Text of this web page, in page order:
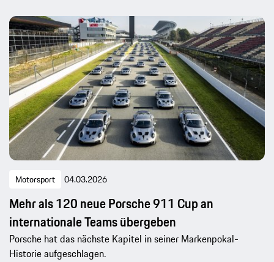
Motorsport 04.03.2026
Mehr als 120 neue Porsche 911 Cup an
internationale Teams übergeben
Porsche hat das nächste Kapitel in seiner Markenpokal-
Historie aufgeschlagen.